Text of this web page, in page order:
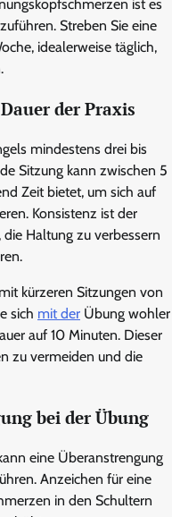
ist es
Streben Sie eine
idealerweise täglich,
der Praxis
mindestens drei bis
Sitzung kann zwischen 5
Zeit bietet, um sich auf
Konsistenz ist der
Haltung zu verbessern
kürzeren Sitzungen von
sich mit der Übung wohler
auf 10 Minuten. Dieser
zu vermeiden und die
bei der Übung
eine Überanstrengung
Anzeichen für eine
in den Schultern